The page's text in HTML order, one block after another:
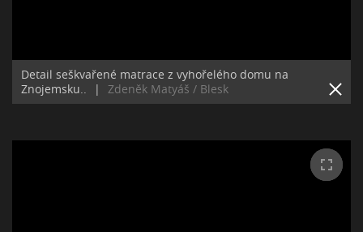
Detail seškvařené matrace z vyhořelého domu na
Znojemsku..
| Zdeněk Matyáš / Blesk